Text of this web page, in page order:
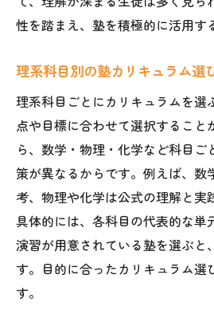
性を踏まえ、塾を積極的に活用す
理系科目別の塾カリキュラム選
理系科目ごとにカリキュラムを選
点や目標に合わせて選択すること
ら、数学・物理・化学など科目ご
策が異なるからです。例えば、数
考、物理や化学は公式の理解と実
具体的には、各科目の代表的な単
演習が用意されている塾を選ぶと
す。目的に合ったカリキュラム選
す。